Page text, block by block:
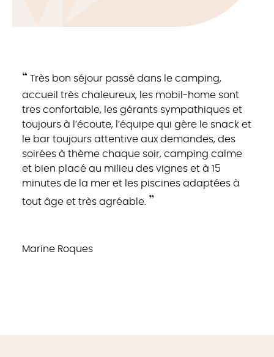
“ Très bon séjour passé dans le camping,
accueil très chaleureux, les mobil-home sont
tres confortable, les gérants sympathiques et
toujours à l’écoute, l’équipe qui gère le snack et
le bar toujours attentive aux demandes, des
soirées à thème chaque soir, camping calme
et bien placé au milieu des vignes et à 15
minutes de la mer et les piscines adaptées à
tout âge et très agréable. ”
Marine Roques